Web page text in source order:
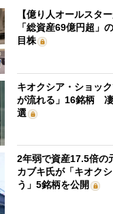
【億り人オールスタ
「総資産69億円超」
目株
キオクシア・ショッ
が流れる」16銘柄
選
2年弱で資産17.5倍の
カブキ氏が「キオク
う」5銘柄を公開